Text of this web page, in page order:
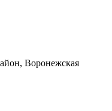
Воронежская